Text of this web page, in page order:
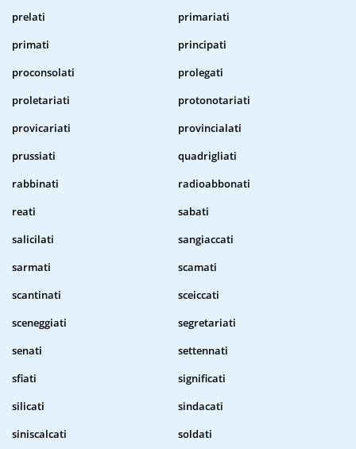
prelati
primariati
primati
principati
proconsolati
prolegati
proletariati
protonotariati
provicariati
provincialati
prussiati
quadrigliati
rabbinati
radioabbonati
reati
sabati
salicilati
sangiaccati
sarmati
scamati
scantinati
sceiccati
sceneggiati
segretariati
senati
settennati
sfiati
significati
silicati
sindacati
siniscalcati
soldati